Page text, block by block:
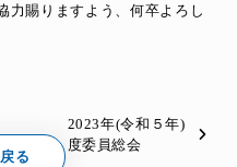
力賜りますよう、何卒よろし
2023年(令和５年)
度委員総会
る